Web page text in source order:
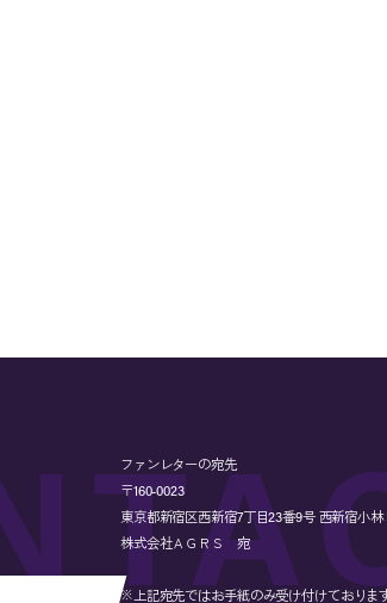
ファンレターの宛先
〒160-0023
東京都新宿区西新宿7丁目23番9号 西新宿小林
株式会社ＡＧＲＳ 宛
※上記宛先ではお手紙のみ受け付けております